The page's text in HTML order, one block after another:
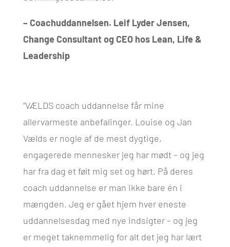
– Coachuddannelsen. Leif Lyder Jensen,
Change Consultant og CEO hos Lean, Life &
Leadership
“VÆLDS coach uddannelse får mine
allervarmeste anbefalinger. Louise og Jan
Vælds er nogle af de mest dygtige,
engagerede mennesker jeg har mødt – og jeg
har fra dag et følt mig set og hørt. På deres
coach uddannelse er man ikke bare én i
mængden. Jeg er gået hjem hver eneste
uddannelsesdag med nye indsigter – og jeg
er meget taknemmelig for alt det jeg har lært